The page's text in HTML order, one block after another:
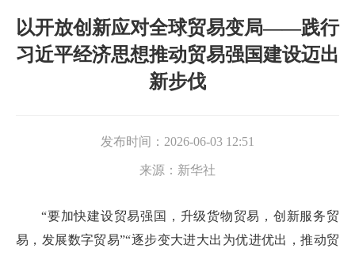
以开放创新应对全球贸易变局——践行
习近平经济思想推动贸易强国建设迈出
新步伐
发布时间： 2026-06-03 12:51
来源： 新华社
“要加快建设贸易强国，升级货物贸易，创新服务贸
易，发展数字贸易”“逐步变大进大出为优进优出，推动贸